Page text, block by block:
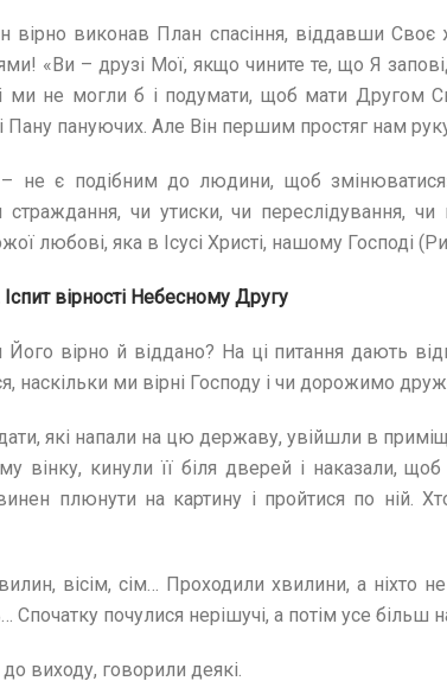
вірно виконав План спасіння, віддавши
«Ви – друзі Мої, якщо чините те, що Я
ми не могли б і подумати, щоб мати Другом
пануючих. Але Він першим простяг нам
– не є подібним до людини, щоб
чи утиски, чи переслідування,
любові, яка в Ісусі Христі, нашому Господі
Іспит вірності Небесному Другу
вірно й віддано? На ці питання дають
наскільки ми вірні Господу і чи дорожимо
які напали на цю державу, увійшли в
вінку, кинули її біля дверей і наказали,
плюнути на картину і пройтися по ній.
вісім, сім… Проходили хвилини, а ніхто
почулися нерішучі, а потім усе більш
виходу, говорили деякі.